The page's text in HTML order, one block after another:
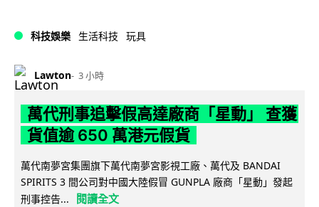
科技娛樂 生活科技 玩具
Lawton 3 小時
萬代刑事追擊假高達廠商「星動」 查獲
貨值逾 650 萬港元假貨
萬代南夢宮集團旗下萬代南夢宮影視工廠、萬代及 BANDAI
SPIRITS 3 間公司對中國大陸假冒 GUNPLA 廠商「星動」發起
刑事控告...
閱讀全文